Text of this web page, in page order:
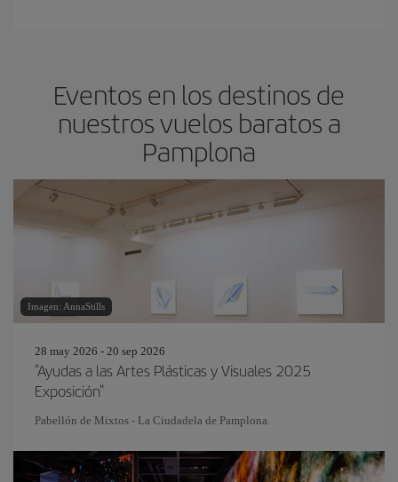
Eventos en los destinos de
nuestros vuelos baratos a
Pamplona
Imagen: AnnaStills
28 may 2026 - 20 sep 2026
"Ayudas a las Artes Plásticas y Visuales 2025
Exposición"
Pabellón de Mixtos - La Ciudadela de Pamplona.